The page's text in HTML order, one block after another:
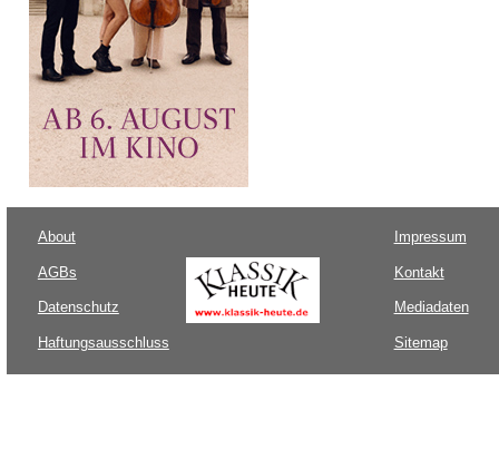
About
AGBs
Datenschutz
Haftungsausschluss
Impressum
Kontakt
Mediadaten
Sitemap